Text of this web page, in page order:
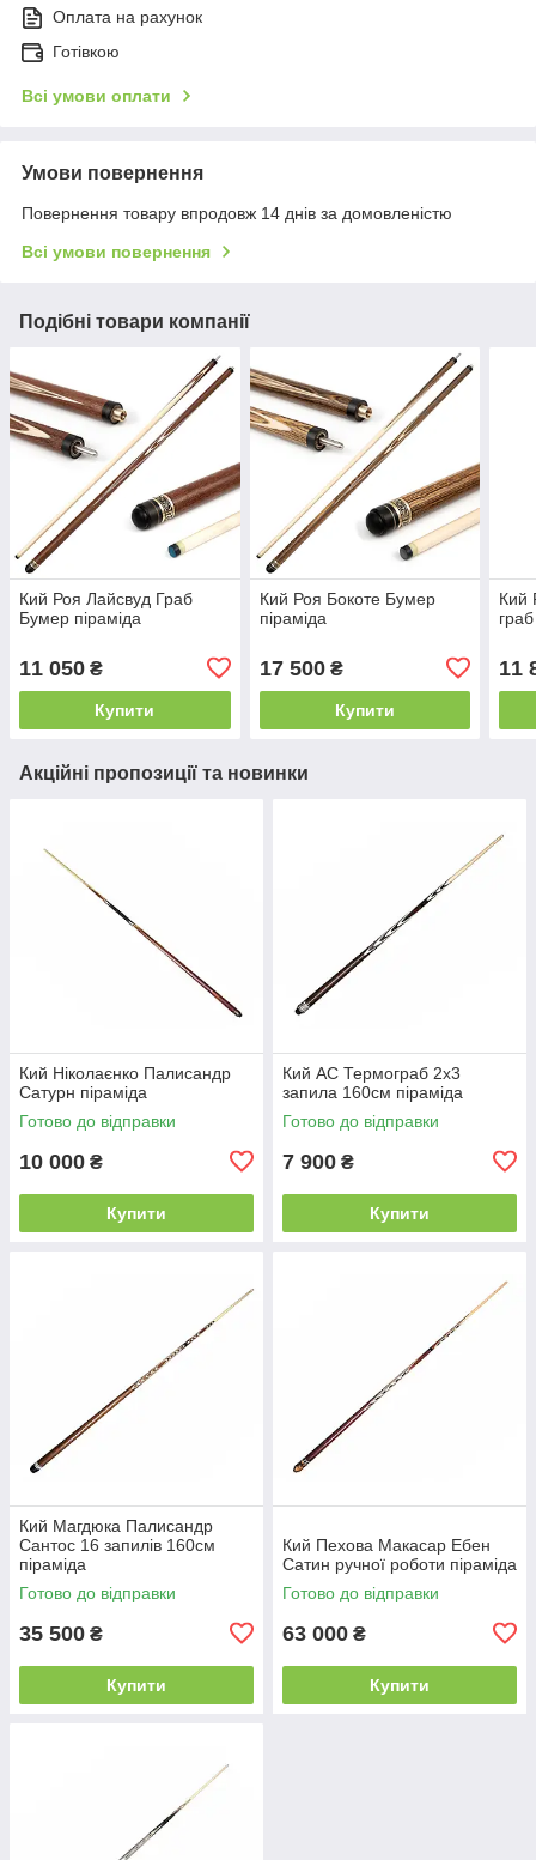
Оплата на рахунок
Готівкою
Всі умови оплати
Умови повернення
Повернення товару впродовж 14 днів за домовленістю
Всі умови повернення
Подібні товари компанії
Кий Роя Лайсвуд Граб
Бумер піраміда
11 050 ₴
Купити
Кий Роя Бокоте Бумер
піраміда
17 500₴
Купити
Кий
11
Акційні пропозиції та новинки
Кий Ніколаєнко Палисандр
Сатурн піраміда
Готово до відправки
10 000 ₴
Купити
Кий АС Термограб 2х3
запила 160см піраміда
Готово до відправки
7 900 ₴
Купити
Кий Магдюка Палисандр
Сантос 16 запилів 160см
піраміда
Готово до відправки
35 500 ₴
Купити
Кий Пехова Макасар Ебен
Сатин ручної роботи піраміда
Готово до відправки
63 000 ₴
Купити